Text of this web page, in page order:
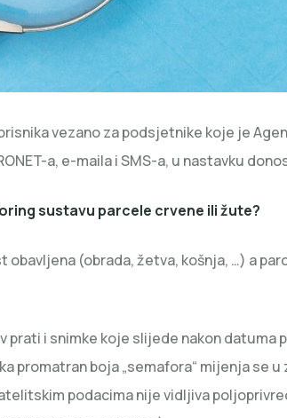
vezano za podsjetnike koje je
a, e-maila i SMS-a, u nastavku
sustavu parcele crvene iližute?
obavljena (obrada, žetva, košnja, …) a
prati i snimke koje slijede nakon
promatran boja „semafora“ mijenja se u
podacima nije vidljiva